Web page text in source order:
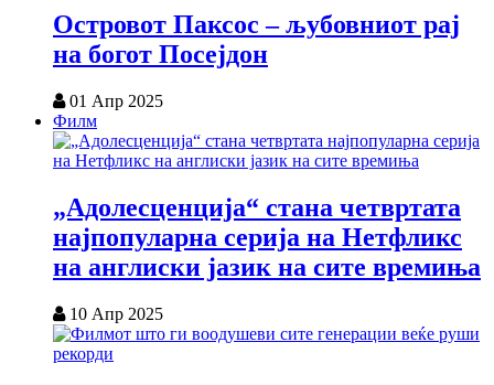
Островот Паксос – љубовниот рај
на богот Посејдон
01 Апр 2025
Филм
„Адолесценција“ стана четвртата
најпопуларна серија на Нетфликс
на англиски јазик на сите времиња
10 Апр 2025